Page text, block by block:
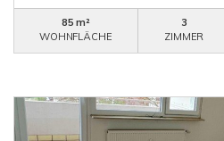
85 m²
WOHNFLÄCHE
3
ZIMMER